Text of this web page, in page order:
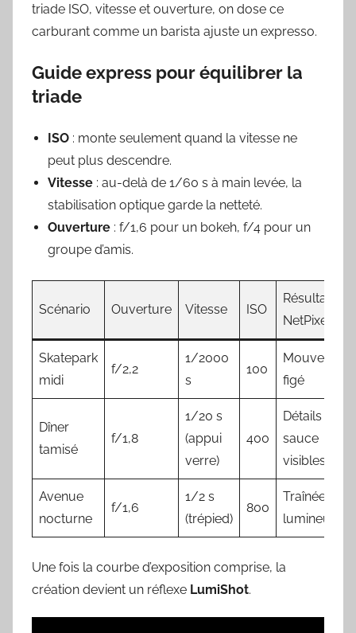
triade ISO, vitesse et ouverture, on dose ce
carburant comme un barista ajuste un expresso.
Guide express pour équilibrer la
triade
ISO : monte seulement quand la vitesse ne
peut plus descendre.
Vitesse : au-delà de 1/60 s à main levée, la
stabilisation optique garde la netteté.
Ouverture : f/1,6 pour un bokeh, f/4 pour un
groupe d’amis.
Scénario Ouverture Vitesse ISO
Résultat
NetPixel
Skatepark
midi
f/2,2
1/2000
s
100
Mouvement
figé
Dîner
tamisé
f/1,8
1/20 s
(appui
verre)
400
Détails
sauce
visibles
Avenue
nocturne
f/1,6
1/2 s
(trépied)
800
Traînées
lumineuses
Une fois la courbe d’exposition comprise, la
création devient un réflexe LumiShot.